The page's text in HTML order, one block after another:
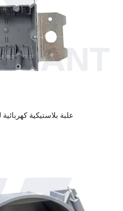
علبة بلاستيكية كهربائية ANTSN21X-ADJ